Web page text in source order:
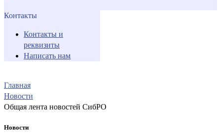
Контакты
Контакты и
реквизиты
Написать нам
Главная
Новости
Общая лента новостей СибРО
Новости